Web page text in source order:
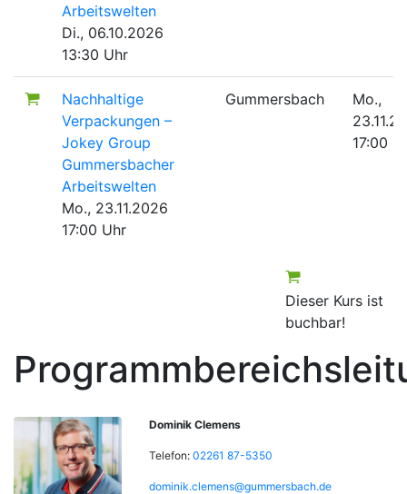
Arbeitswelten
Di., 06.10.2026
13:30 Uhr
Nachhaltige
Verpackungen –
Jokey Group
Gummersbacher
Arbeitswelten
Mo., 23.11.2026
17:00 Uhr
Gummersbach
Mo.,
17:00
Dieser Kurs ist
buchbar!
Dominik Clemens
Telefon:02261 87-5350
dominik.clemens@gummersbach.de